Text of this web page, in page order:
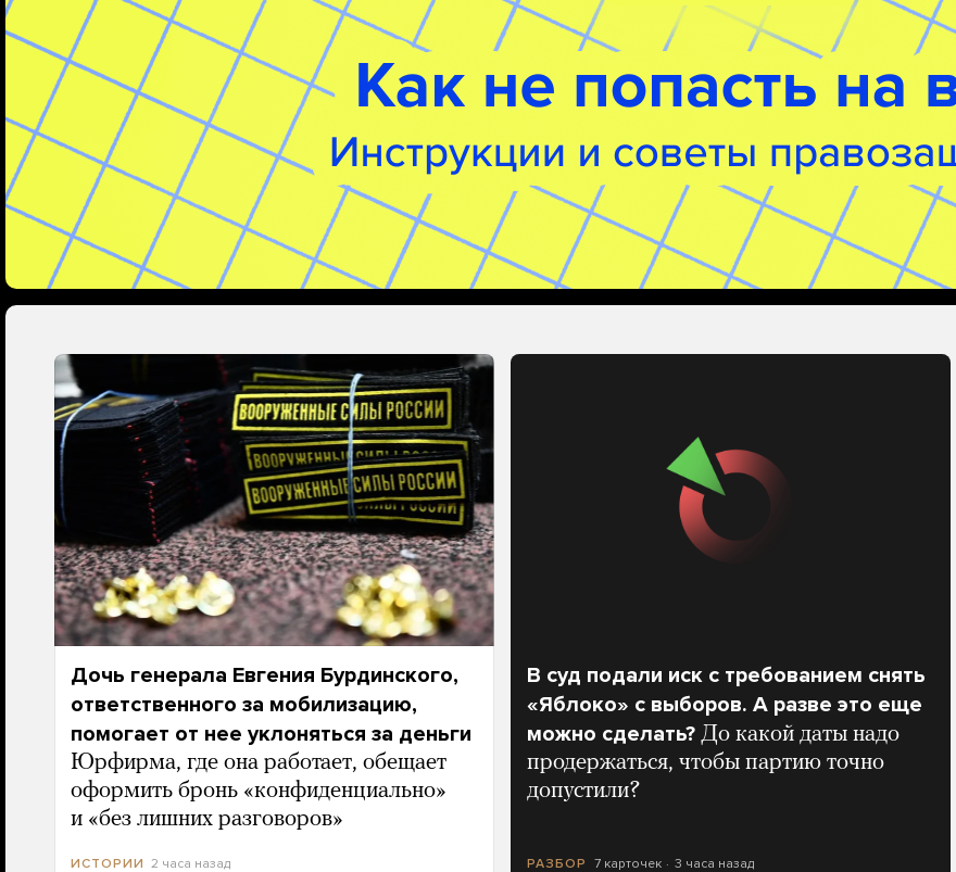
Дочь генерала Евгения Бурдинского,
ответственного за мобилизацию,
помогает от нее уклоняться за деньги
Юрфирма, где она работает, обещает
оформить бронь «конфиденциально»
и «без лишних разговоров»
ИСТОРИИ 2 часа назад
В суд подали иск с требованием снять
«Яблоко» с выборов. А разве это еще
можно сделать? До какой даты надо
продержаться, чтобы партию точно
допустили?
РАЗБОР 7 карточек 3 часа назад